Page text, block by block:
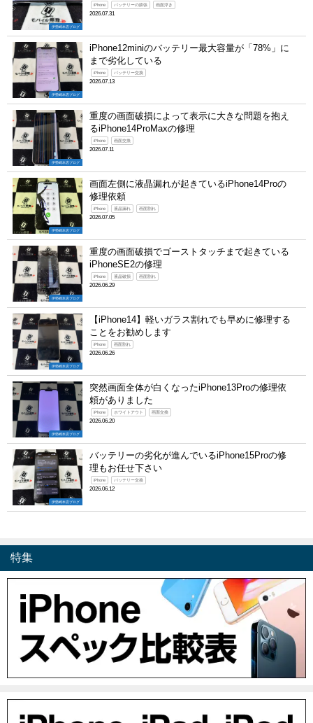
伊勢崎本店ブログ
iPhone バッテリーの膨張 画面浮き
2026.07.31
伊勢崎本店ブログ
iPhone12miniのバッテリー最大容量が「78%」に
まで劣化している
iPhone バッテリー交換
2026.07.13
伊勢崎本店ブログ
重度の画面破損によって表示に大きな問題を抱え
るiPhone14ProMaxの修理
iPhone 画面交換
2026.07.11
伊勢崎本店ブログ
画面左側に液晶漏れが起きているiPhone14Proの
修理依頼
iPhone 液晶漏れ 画面割れ
2026.07.05
伊勢崎本店ブログ
重度の画面破損でゴーストタッチまで起きている
iPhoneSE2の修理
iPhone 液晶破損 画面割れ
2026.06.29
伊勢崎本店ブログ
【iPhone14】軽いガラス割れでも早めに修理する
ことをお勧めします
iPhone 画面割れ
2026.06.26
伊勢崎本店ブログ
突然画面全体が白くなったiPhone13Proの修理依
頼がありました
iPhone ホワイトアウト 画面交換
2026.06.20
伊勢崎本店ブログ
バッテリーの劣化が進んでいるiPhone15Proの修
理もお任せ下さい
iPhone バッテリー交換
2026.06.12
特集